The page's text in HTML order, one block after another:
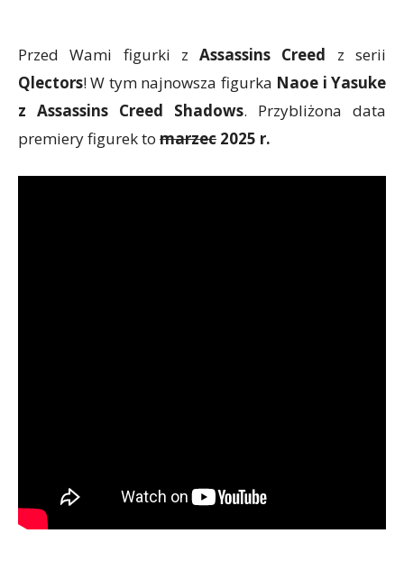
Przed Wami figurki zAssassins Creed z serii
Qlectors! W tym najnowsza figurka Naoe i Yasuke
z Assassins Creed Shadows. Przybliżona data
premiery figurek to marzec 2025 r.